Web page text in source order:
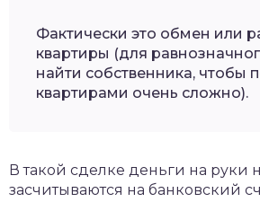
Фактически это обмен или
квартиры (для
найти собственника, чтобы
квартирами очень сложно).
В такой сделке деньги на руки
засчитываются на банковский